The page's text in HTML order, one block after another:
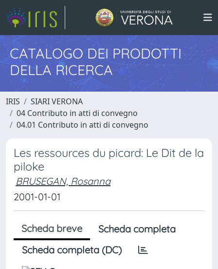
CATALOGO DEI PRODOTTI
DELLA RICERCA
IRIS
SIARI VERONA
04 Contributo in atti di convegno
04.01 Contributo in atti di convegno
Les ressources du picard: Le Dit de la
piloke
BRUSEGAN, Rosanna
2001-01-01
Scheda breve
Scheda completa
Scheda completa (DC)